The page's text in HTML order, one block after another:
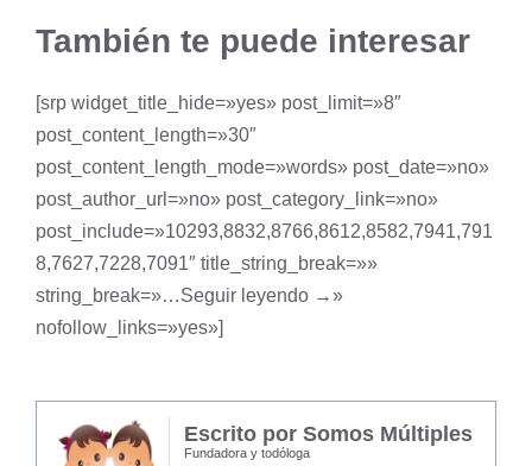
También te puede interesar
[srp widget_title_hide=»yes» post_limit=»8″
post_content_length=»30″
post_content_length_mode=»words» post_date=»no»
post_author_url=»no» post_category_link=»no»
post_include=»10293,8832,8766,8612,8582,7941,791
8,7627,7228,7091″ title_string_break=»»
string_break=»…Seguir leyendo →»
nofollow_links=»yes»]
Escrito por Somos Múltiples
Fundadora y todóloga